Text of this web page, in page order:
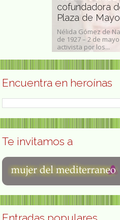
de cine y
escritora
Rosaura Revueltas
agosto de 1910,
México — 30 de abril
Encuentra en heroínas
Te invitamos a